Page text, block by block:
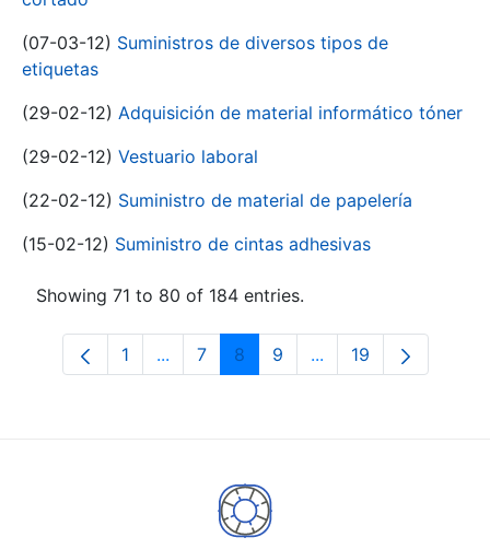
(07-03-12) Suministros de diversos tipos de
etiquetas
(29-02-12) Adquisición de material informático tóner
(29-02-12) Vestuario laboral
(22-02-12) Suministro de material de papelería
(15-02-12) Suministro de cintas adhesivas
Showing 71 to 80 of 184 entries.
Page
1 ...Intermediate Pages Use TAB to
Page
7 Page
8 Page
9 ...Intermediate Pages
Page
19